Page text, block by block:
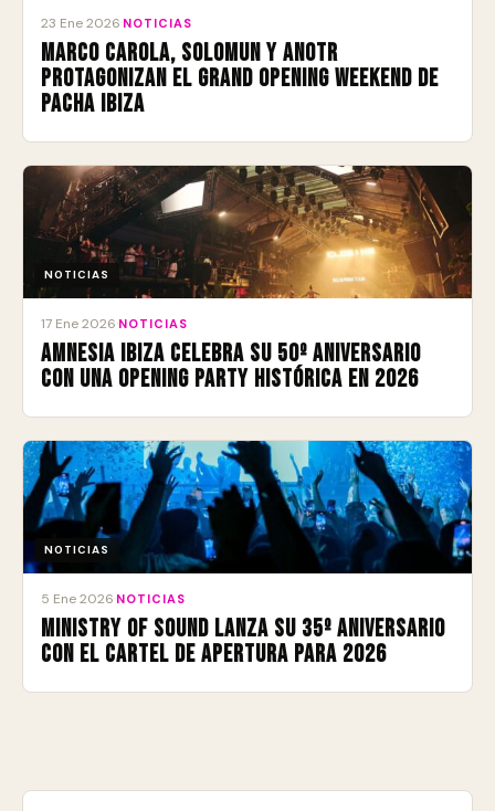
23 Ene 2026 NOTICIAS
Marco Carola, Solomun y ANOTR
protagonizan el Grand Opening Weekend de
Pacha Ibiza
NOTICIAS
17 Ene 2026 NOTICIAS
Amnesia Ibiza celebra su 50º aniversario
con una Opening Party histórica en 2026
NOTICIAS
5 Ene 2026 NOTICIAS
Ministry of Sound lanza su 35º aniversario
con el cartel de apertura para 2026